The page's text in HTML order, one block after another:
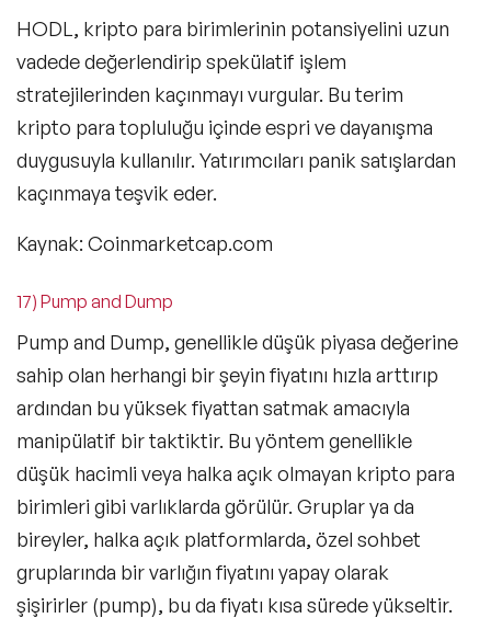
HODL, kripto para birimlerinin potansiyelini uzun
vadede değerlendirip spekülatif işlem
stratejilerinden kaçınmayı vurgular. Bu terim
kripto para topluluğu içinde espri ve dayanışma
duygusuyla kullanılır. Yatırımcıları panik satışlardan
kaçınmaya teşvik eder.
Kaynak: Coinmarketcap.com
17) Pump and Dump
Pump and Dump, genellikle düşük piyasa değerine
sahip olan herhangi bir şeyin fiyatını hızla arttırıp
ardından bu yüksek fiyattan satmak amacıyla
manipülatif bir taktiktir. Bu yöntem genellikle
düşük hacimli veya halka açık olmayan kripto para
birimleri gibi varlıklarda görülür. Gruplar ya da
bireyler, halka açık platformlarda, özel sohbet
gruplarında bir varlığın fiyatını yapay olarak
şişirirler (pump), bu da fiyatı kısa sürede yükseltir.